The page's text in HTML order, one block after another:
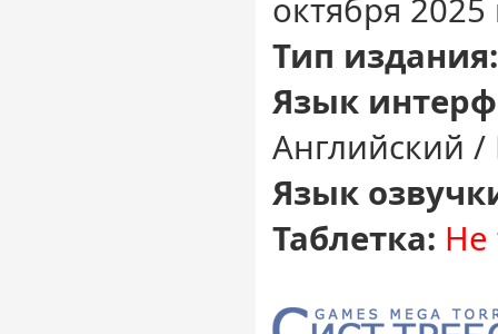
октября 2025
Тип издания:
Язык
Английский /
Язык
Таблетка: Не